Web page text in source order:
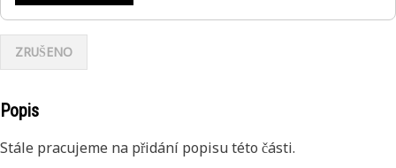
ZRUŠENO
Popis
Stále pracujeme na přidání popisu této části.